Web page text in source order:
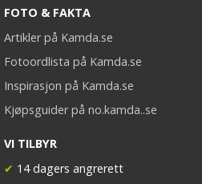
FOTO & FAKTA
Artikler på Kamda.se
Fotoordlista på Kamda.se
Inspirasjon på Kamda.se
Kjøpsguider på no.kamda..se
VI TILBYR
✔ 14 dagers angrerett